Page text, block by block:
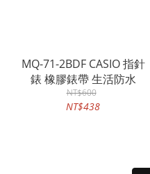
MQ-71-2BDF CASIO 指針
錶 橡膠錶帶 生活防水
NT$600
NT$438